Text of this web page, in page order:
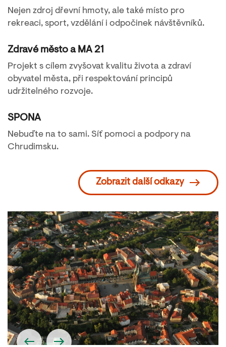
Nejen zdroj dřevní hmoty, ale také místo pro
rekreaci, sport, vzdělání i odpočinek návštěvníků.
Zdravé město a MA 21
Projekt s cílem zvyšovat kvalitu života a zdraví
obyvatel města, při respektování principů
udržitelného rozvoje.
SPONA
Nebuďte na to sami. Síť pomoci a podpory na
Chrudimsku.
Zobrazit další odkazy